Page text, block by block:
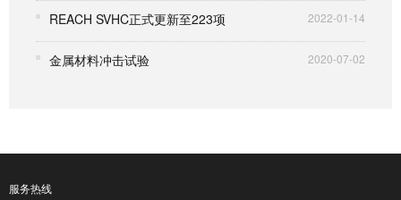
REACH SVHC正式更新至223项 2022-01-14
金属材料冲击试验 2020-07-02
服务热线